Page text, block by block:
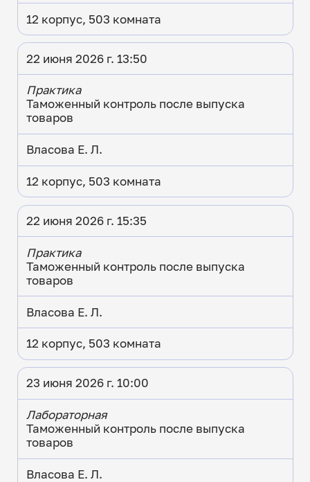
12 корпус, 503 комната
22 июня 2026 г. 13:50
Практика
Таможенный контроль после выпуска
товаров
Власова Е. Л.
12 корпус, 503 комната
22 июня 2026 г. 15:35
Практика
Таможенный контроль после выпуска
товаров
Власова Е. Л.
12 корпус, 503 комната
23 июня 2026 г. 10:00
Лабораторная
Таможенный контроль после выпуска
товаров
Власова Е. Л.